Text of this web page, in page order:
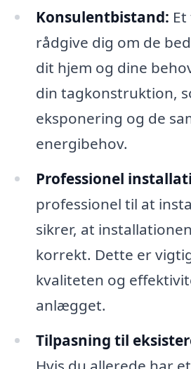
Konsulentbistand:
rådgive dig om de
dit hjem og dine
din tagkonstruktion,
eksponering og de
energibehov.
Professionel
professionel til at
sikrer, at
korrekt. Dette er
kvaliteten og
anlægget.
Tilpasning til